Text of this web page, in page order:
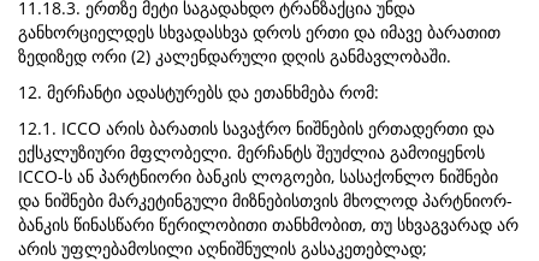
11.18.3. ერთზე მეტი საგადახდო ტრანზაქცია უნდა
განხორციელდეს სხვადასხვა დროს ერთი და იმავე ბარათით
ზედიზედ ორი (2) კალენდარული დღის განმავლობაში.
12. მერჩანტი ადასტურებს და ეთანხმება რომ:
12.1. ICCO არის ბარათის სავაჭრო ნიშნების ერთადერთი და
ექსკლუზიური მფლობელი. მერჩანტს შეუძლია გამოიყენოს
ICCO-ს ან პარტნიორი ბანკის ლოგოები, სასაქონლო ნიშნები
და ნიშნები მარკეტინგული მიზნებისთვის მხოლოდ პარტნიორ-
ბანკის წინასწარი წერილობითი თანხმობით, თუ სხვაგვარად არ
არის უფლებამოსილი აღნიშნულის გასაკეთებლად;